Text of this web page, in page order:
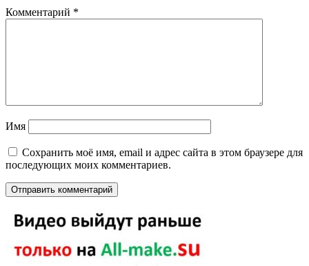
Комментарий *
Имя
Сохранить моё имя, email и адрес сайта в этом браузере для
последующих моих комментариев.